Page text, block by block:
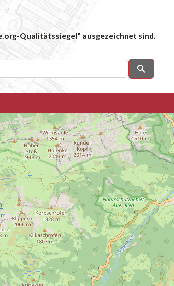
Qualitätssiegel" ausgezeichnet sind.